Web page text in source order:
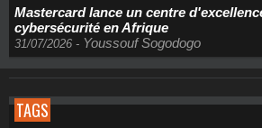
Mastercard lance un centre
cybersécurité en Afrique
31/07/2026 - Youssouf Sogodogo
TAGS